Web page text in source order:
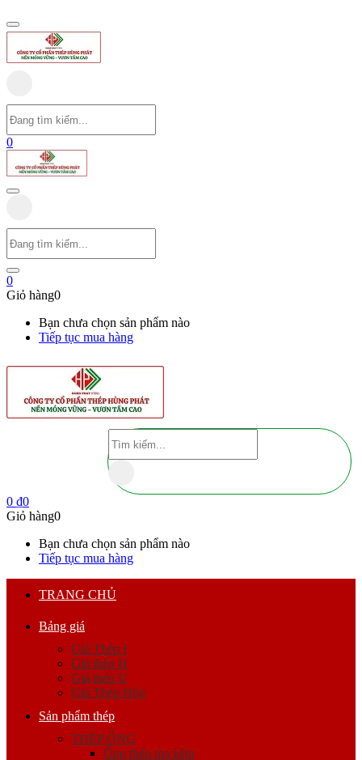
0
0
Giỏ hàng0
Bạn chưa chọn sản phẩm nào
Tiếp tục mua hàng
0 ₫0
Giỏ hàng0
Bạn chưa chọn sản phẩm nào
Tiếp tục mua hàng
TRANG CHỦ
Bảng giá
Giá Thép I
Giá thép H
Giá thép U
Giá Thép Hộp
Sản phẩm thép
THÉP ỐNG
Ống thép mạ kẽm